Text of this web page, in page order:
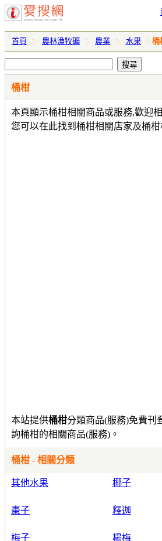
首頁 農林漁牧礦 農業 水果 桶
桶柑
本頁顯示桶柑相關商品或服務,歡迎
您可以在此找到桶柑相關店家及桶
本站提供桶柑分類商品(服務)免費刊
詢桶柑的相關商品(服務)。
桶柑 - 相關分類
其他水果 椰子
棗子 釋迦
梅子 楊梅